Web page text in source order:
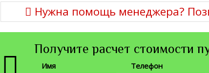
Нужна помощь менеджера?
Получите расчет стоимости
Имя Телефон